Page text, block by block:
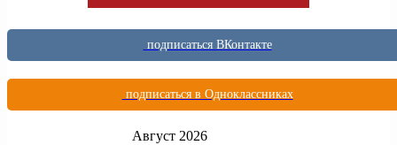
подписаться ВКонтакте
подписаться в Одноклассниках
Август 2026